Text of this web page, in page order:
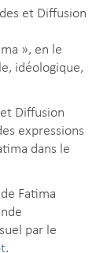
et Diffusion
», en le
idéologique,
Diffusion
expressions
dans le
Fatima
par le
.